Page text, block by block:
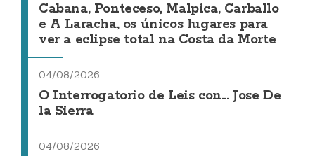
Cabana, Ponteceso, Malpica, Carballo
e A Laracha, os únicos lugares para
ver a eclipse total na Costa da Morte
04/08/2026
O Interrogatorio de Leis con... Jose De
la Sierra
04/08/2026